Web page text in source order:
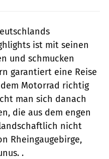
ist mit seinen
und schmucken
garantiert eine Reise
Motorrad richtig
man sich danach
die aus dem engen
nicht
Rheingaugebirge,
.